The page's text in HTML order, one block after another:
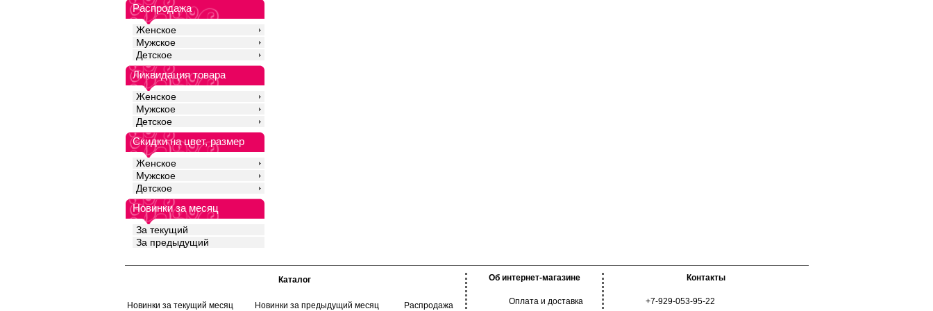
Распродажа
Женское
Мужское
Детское
Ликвидация товара
Женское
Мужское
Детское
Скидки на цвет, размер
Женское
Мужское
Детское
Новинки за месяц
За текущий
За предыдущий
дня. Подходят как для ежедневного
Рекомендуется бережная стирка при
температуре не выше 30 градусов.
Лайкра 5%
Каталог
Новинки за текущий месяц Новинки за предыдущий месяц Распродажа
Об интернет-магазине
Оплата и доставка
Контакты
+7-929-053-95-22